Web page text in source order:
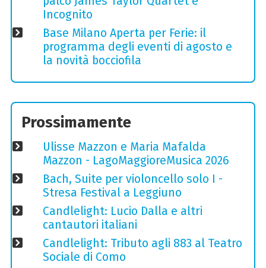
Incognito
Base Milano Aperta per Ferie: il
programma degli eventi di agosto e
la novità bocciofila
Prossimamente
Ulisse Mazzon e Maria Mafalda
Mazzon - LagoMaggioreMusica 2026
Bach, Suite per violoncello solo I -
Stresa Festival a Leggiuno
Candlelight: Lucio Dalla e altri
cantautori italiani
Candlelight: Tributo agli 883 al Teatro
Sociale di Como